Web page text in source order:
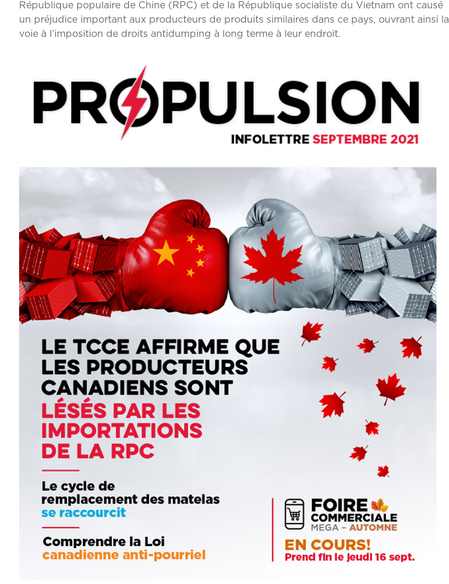
République populaire de Chine (RPC) et de la République socialiste du Vietnam ont causé
un préjudice important aux producteurs de produits similaires dans ce pays, ouvrant ainsi la
voie à l’imposition de droits antidumping à long terme à leur endroit.